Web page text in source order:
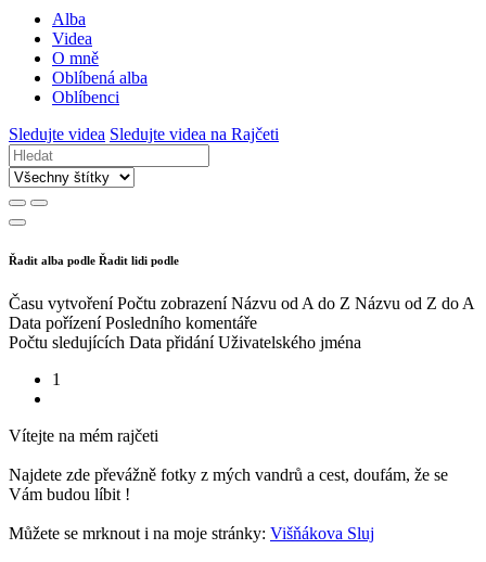
Alba
Videa
O mně
Oblíbená alba
Oblíbenci
Sledujte videa Sledujte videa na Rajčeti
Řadit alba podle Řadit lidi podle
Času vytvoření Počtu zobrazení Názvu od A do Z Názvu od Z do A
Data pořízení Posledního komentáře
Počtu sledujících Data přidání Uživatelského jména
1
Vítejte na mém rajčeti
Najdete zde převážně fotky z mých vandrů a cest, doufám, že se
Vám budou líbit !
Můžete se mrknout i na moje stránky: Višňákova Sluj